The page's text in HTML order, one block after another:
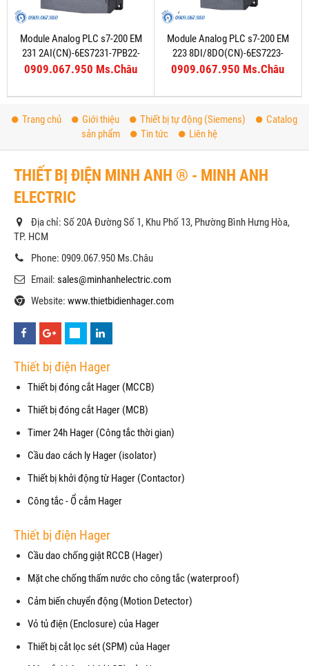
Module Analog PLC s7-200 EM
231 2AI(CN)-6ES7231-7PB22-
0XA8
0909.067.950 Ms.Châu
Module Analog PLC s7-200 EM
223 8DI/8DO(CN)-6ES7223-
1PH22-0XA8
0909.067.950 Ms.Châu
Trang chủ Giới thiệu Thiết bị tự động (Siemens)
Catalog
sản phẩm
Tin tức Liên hệ
THIẾT BỊ ĐIỆN MINH ANH ® - MINH ANH
ELECTRIC
Địa chỉ: Số 20A Đường Số 1, Khu Phố 13, Phường Bình Hưng Hòa,
TP. HCM
Phone: 0909.067.950 Ms.Châu
Email: sales@minhanhelectric.com
Website: www.thietbidienhager.com
Thiết bị điện Hager
Thiết bị đóng cắt Hager (MCCB)
Thiết bị đóng cắt Hager (MCB)
Timer 24h Hager (Công tắc thời gian)
Cầu dao cách ly Hager (isolator)
Thiết bị khởi động từ Hager (Contactor)
Công tắc - Ổ cắm Hager
Thiết bị điện Hager
Cầu dao chống giật RCCB (Hager)
Mặt che chống thấm nước cho công tắc (waterproof)
Cảm biến chuyển động (Motion Detector)
Vỏ tủ điện (Enclosure) của Hager
Thiết bị cắt lọc sét (SPM) của Hager